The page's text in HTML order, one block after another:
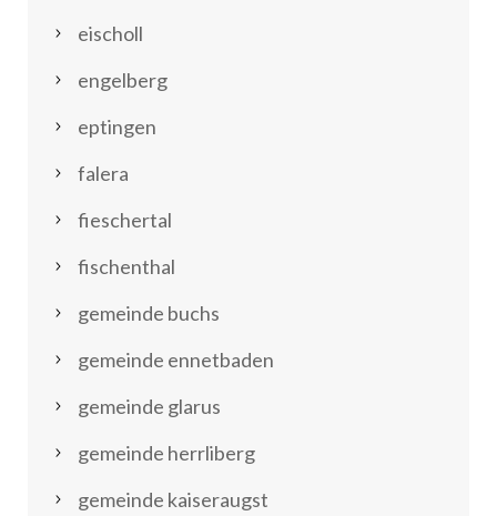
eischoll
engelberg
eptingen
falera
fieschertal
fischenthal
gemeinde buchs
gemeinde ennetbaden
gemeinde glarus
gemeinde herrliberg
gemeinde kaiseraugst